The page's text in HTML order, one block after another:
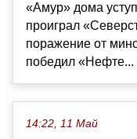
«Амур» дома
проиграл
поражение от
победил «Нефте...
14:22, 11 Май